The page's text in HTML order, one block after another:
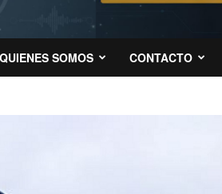
QUIENES SOMOS CONTACTO